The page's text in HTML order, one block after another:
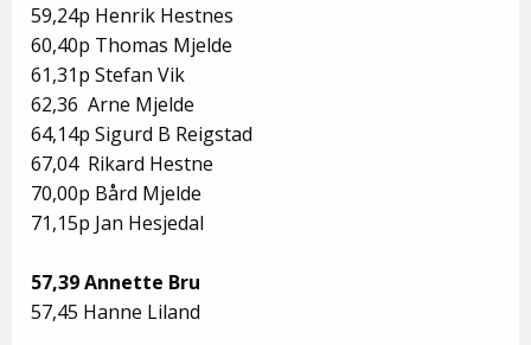
59,24p Henrik Hestnes
60,40p Thomas Mjelde
61,31p Stefan Vik
62,36 Arne Mjelde
64,14p Sigurd B Reigstad
67,04 Rikard Hestne
70,00p Bård Mjelde
71,15p Jan Hesjedal
57,39 Annette Bru
57,45 Hanne Liland